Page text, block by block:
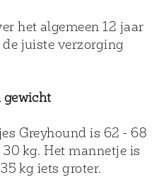
het algemeen 12 jaar
juiste verzorging
gewicht
Greyhound is 62 - 68
kg. Het mannetje is
kg iets groter.